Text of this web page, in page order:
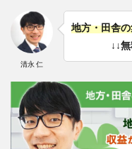
清永 仁
地方・田舎
↓↓